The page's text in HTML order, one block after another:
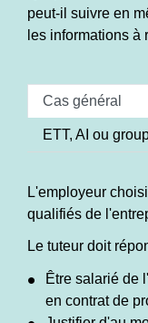
peut-il suivre en
les informations à
Cas général
ETT, AI ou
L'employeur
qualifiés de
Le tuteur doit
Être salarié de
en contrat de